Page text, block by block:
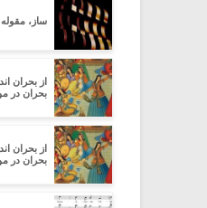
ساز،
از بحران
بحران در
از بحران
بحران در